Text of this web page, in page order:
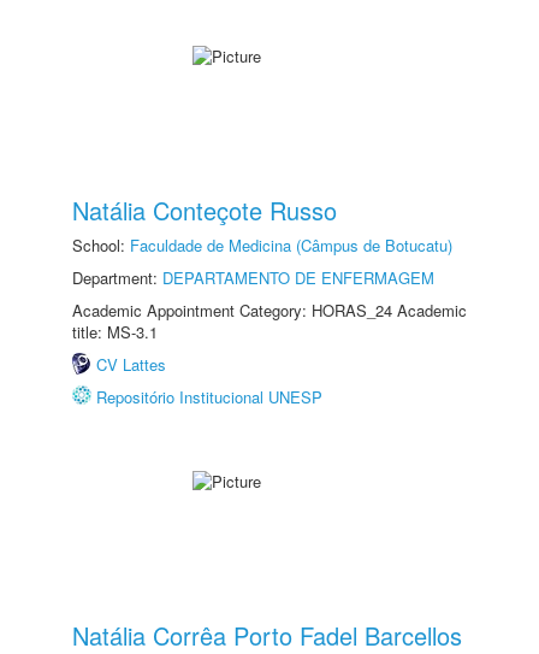
Natália Conteçote Russo
School: Faculdade de Medicina (Câmpus de Botucatu)
Department: DEPARTAMENTO DE ENFERMAGEM
Academic Appointment Category: HORAS_24 Academic
title: MS-3.1
CV Lattes
Repositório Institucional UNESP
Natália Corrêa Porto Fadel Barcellos